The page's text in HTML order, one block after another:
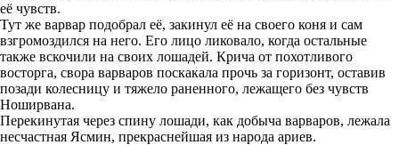
её чувств.
Тут же варвар подобрал её, закинул её на своего коня и сам
взгромоздился на него. Его лицо ликовало, когда остальные
также вскочили на своих лошадей. Крича от похотливого
восторга, свора варваров поскакала прочь за горизонт, оставив
позади колесницу и тяжело раненного, лежащего без чувств
Ноширвана.
Перекинутая через спину лошади, как добыча варваров, лежала
несчастная Ясмин, прекраснейшая из народа ариев.